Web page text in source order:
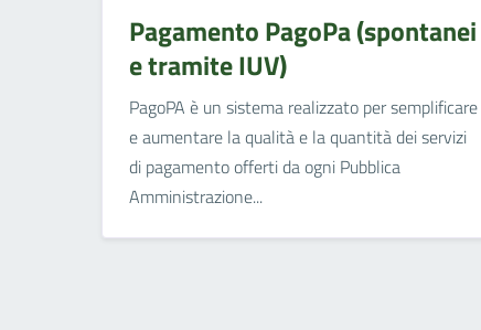
Pagamento PagoPa (spontanei
e tramite IUV)
PagoPA è un sistema realizzato per semplificare
e aumentare la qualità e la quantità dei servizi
di pagamento offerti da ogni Pubblica
Amministrazione...